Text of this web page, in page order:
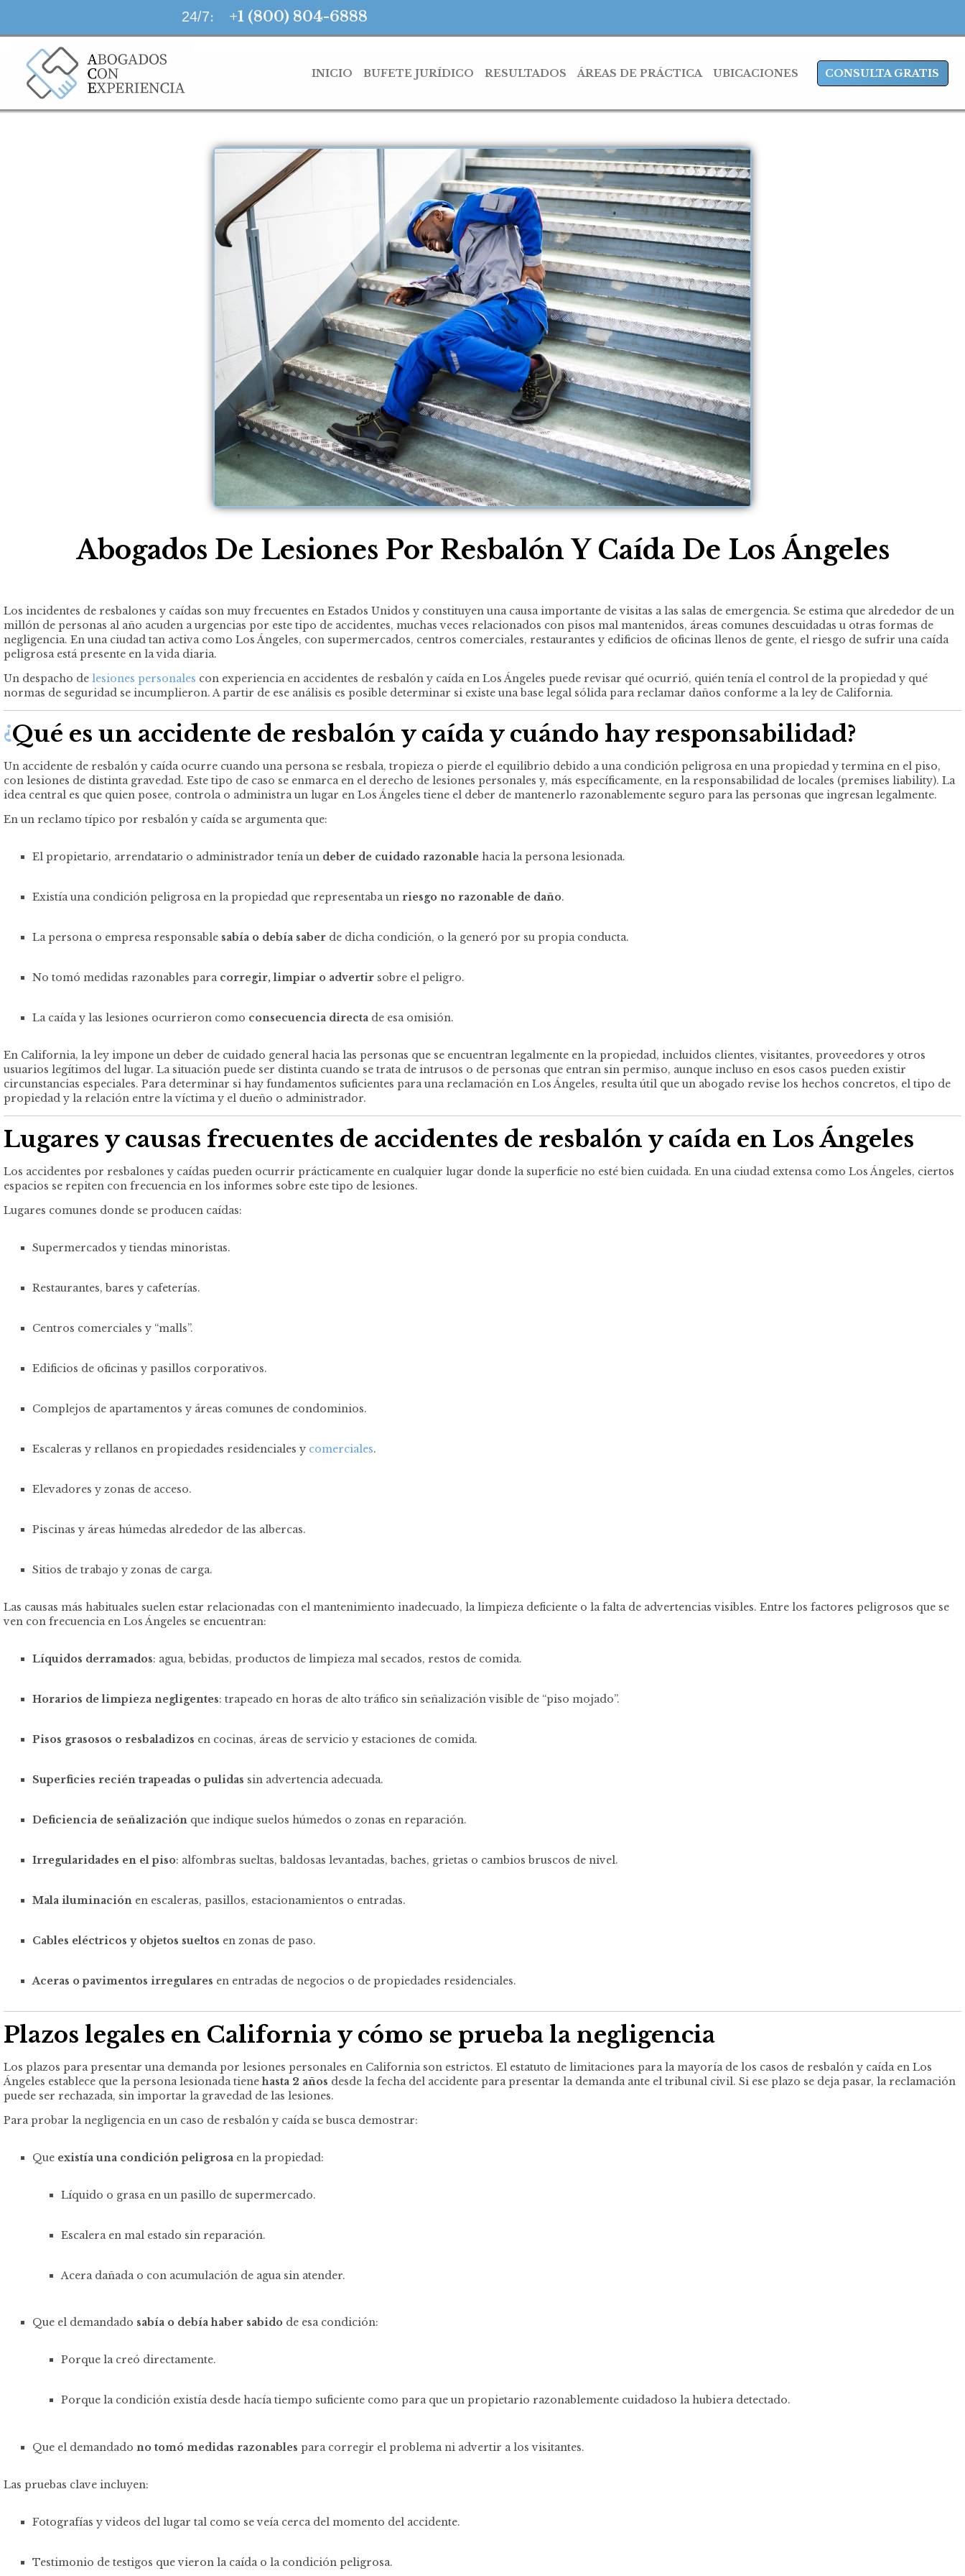
24/7: +1 (800) 804-6888
INICIO BUFETE JURÍDICO RESULTADOS ÁREAS DE PRÁCTICA UBICACIONES CONSULTA GRATIS
Abogados De Lesiones Por Resbalón Y Caída De Los Ángeles
Los incidentes de resbalones y caídas son muy frecuentes en Estados Unidos y constituyen una causa importante de visitas a las salas de emergencia. Se estima que alrededor de un
millón de personas al año acuden a urgencias por este tipo de accidentes, muchas veces relacionados con pisos mal mantenidos, áreas comunes descuidadas u otras formas de
negligencia. En una ciudad tan activa como Los Ángeles, con supermercados, centros comerciales, restaurantes y edificios de oficinas llenos de gente, el riesgo de sufrir una caída
peligrosa está presente en la vida diaria.
Un despacho de lesiones personales con experiencia en accidentes de resbalón y caída en Los Ángeles puede revisar qué ocurrió, quién tenía el control de la propiedad y qué
normas de seguridad se incumplieron. A partir de ese análisis es posible determinar si existe una base legal sólida para reclamar daños conforme a la ley de California.
¿Qué es un accidente de resbalón y caída y cuándo hay responsabilidad?
Un accidente de resbalón y caída ocurre cuando una persona se resbala, tropieza o pierde el equilibrio debido a una condición peligrosa en una propiedad y termina en el piso,
con lesiones de distinta gravedad. Este tipo de caso se enmarca en el derecho de lesiones personales y, más específicamente, en la responsabilidad de locales (premises liability). La
idea central es que quien posee, controla o administra un lugar en Los Ángeles tiene el deber de mantenerlo razonablemente seguro para las personas que ingresan legalmente.
En un reclamo típico por resbalón y caída se argumenta que:
El propietario, arrendatario o administrador tenía un deber de cuidado razonable hacia la persona lesionada.
Existía una condición peligrosa en la propiedad que representaba un riesgo no razonable de daño.
La persona o empresa responsable sabía o debía saber de dicha condición, o la generó por su propia conducta.
No tomó medidas razonables para corregir, limpiar o advertir sobre el peligro.
La caída y las lesiones ocurrieron como consecuencia directa de esa omisión.
En California, la ley impone un deber de cuidado general hacia las personas que se encuentran legalmente en la propiedad, incluidos clientes, visitantes, proveedores y otros
usuarios legítimos del lugar. La situación puede ser distinta cuando se trata de intrusos o de personas que entran sin permiso, aunque incluso en esos casos pueden existir
circunstancias especiales. Para determinar si hay fundamentos suficientes para una reclamación en Los Ángeles, resulta útil que un abogado revise los hechos concretos, el tipo de
propiedad y la relación entre la víctima y el dueño o administrador.
Lugares y causas frecuentes de accidentes de resbalón y caída en Los Ángeles
Los accidentes por resbalones y caídas pueden ocurrir prácticamente en cualquier lugar donde la superficie no esté bien cuidada. En una ciudad extensa como Los Ángeles, ciertos
espacios se repiten con frecuencia en los informes sobre este tipo de lesiones.
Lugares comunes donde se producen caídas:
Supermercados y tiendas minoristas.
Restaurantes, bares y cafeterías.
Centros comerciales y “malls”.
Edificios de oficinas y pasillos corporativos.
Complejos de apartamentos y áreas comunes de condominios.
Escaleras y rellanos en propiedades residenciales y comerciales.
Elevadores y zonas de acceso.
Piscinas y áreas húmedas alrededor de las albercas.
Sitios de trabajo y zonas de carga.
Las causas más habituales suelen estar relacionadas con el mantenimiento inadecuado, la limpieza deficiente o la falta de advertencias visibles. Entre los factores peligrosos que se
ven con frecuencia en Los Ángeles se encuentran:
Líquidos derramados: agua, bebidas, productos de limpieza mal secados, restos de comida.
Horarios de limpieza negligentes: trapeado en horas de alto tráfico sin señalización visible de “piso mojado”.
Pisos grasosos o resbaladizos en cocinas, áreas de servicio y estaciones de comida.
Superficies recién trapeadas o pulidas sin advertencia adecuada.
Deficiencia de señalización que indique suelos húmedos o zonas en reparación.
Irregularidades en el piso: alfombras sueltas, baldosas levantadas, baches, grietas o cambios bruscos de nivel.
Mala iluminación en escaleras, pasillos, estacionamientos o entradas.
Cables eléctricos y objetos sueltos en zonas de paso.
Aceras o pavimentos irregulares en entradas de negocios o de propiedades residenciales.
Plazos legales en California y cómo se prueba la negligencia
Los plazos para presentar una demanda por lesiones personales en California son estrictos. El estatuto de limitaciones para la mayoría de los casos de resbalón y caída en Los
Ángeles establece que la persona lesionada tiene hasta 2 años desde la fecha del accidente para presentar la demanda ante el tribunal civil. Si ese plazo se deja pasar, la reclamación
puede ser rechazada, sin importar la gravedad de las lesiones.
Para probar la negligencia en un caso de resbalón y caída se busca demostrar:
Que existía una condición peligrosa en la propiedad:
Líquido o grasa en un pasillo de supermercado.
Escalera en mal estado sin reparación.
Acera dañada o con acumulación de agua sin atender.
Que el demandado sabía o debía haber sabido de esa condición:
Porque la creó directamente.
Porque la condición existía desde hacía tiempo suficiente como para que un propietario razonablemente cuidadoso la hubiera detectado.
Que el demandado no tomó medidas razonables para corregir el problema ni advertir a los visitantes.
Las pruebas clave incluyen:
Fotografías y videos del lugar tal como se veía cerca del momento del accidente.
Testimonio de testigos que vieron la caída o la condición peligrosa.